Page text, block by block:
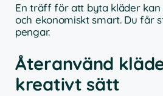
En träff för att byta kläder kan
och ekonomiskt smart. Du får
pengar.
Återanvänd
kreativt sätt